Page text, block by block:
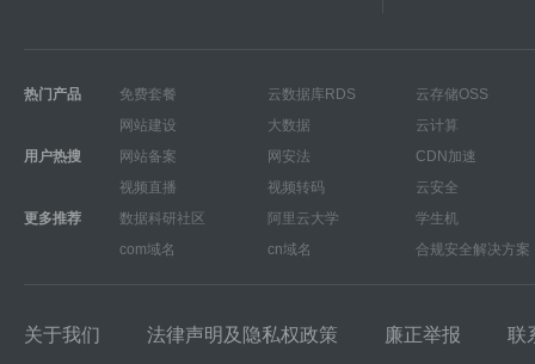
热门产品 免费套餐 云数据库RDS
云存储OSS
网站建设
大数据
云计算
用户热搜
网站备案 网安法
CDN加速
视频直播
视频转码
云安全
更多推荐
数据科研社区 阿里云大学
学生机
com域名
cn域名 合规安全解决方案
关于我们 法律声明及隐私权政策 廉正举报 联